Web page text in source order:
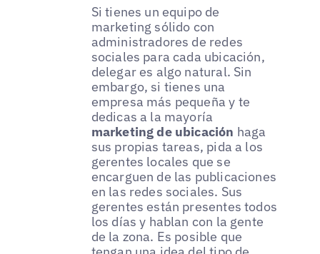
Si tienes un equipo de
marketing sólido con
administradores de redes
sociales para cada ubicación,
delegar es algo natural. Sin
embargo, si tienes una
empresa más pequeña y te
dedicas a la mayoría
marketing de ubicación haga
sus propias tareas, pida a los
gerentes locales que se
encarguen de las publicaciones
en las redes sociales. Sus
gerentes están presentes todos
los días y hablan con la gente
de la zona. Es posible que